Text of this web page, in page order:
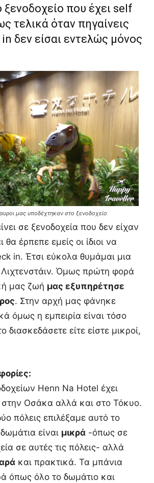
ξενοδοχείο που έχει self
τελικά όταν πηγαίνεις
δεν είσαι εντελώς μόνος
μας υποδέχτηκαν στο ξενοδοχείο
σε ξενοδοχεία που δεν είχαν
θα έρπεπε εμείς οι ίδιοι να
in. Έτσι εύκολα θυμάμαι μια
Όμως πρώτη φορά
μας ζωή μας εξυπηρέτησε
. Στην αρχή μας φάνηκε
όμως η εμπειρία είναι τόσο
διασκεδάσετε είτε είστε μικροί,
Henn Na Hotel έχει
στην Οσάκα αλλά και στο Τόκυο.
πόλεις επιλέξαμε αυτό το
είναι μικρά -όπως σε
σε αυτές τις πόλεις- αλλά
και πρακτικά. Τα μπάνια
όπως όλο το δωμάτιο και